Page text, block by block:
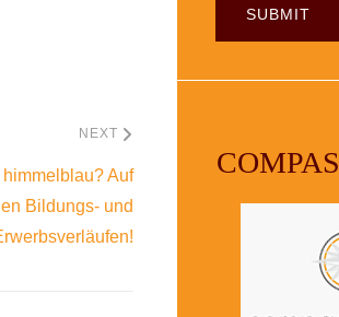
NEXT
himmelblau? Auf
Bildungs- und